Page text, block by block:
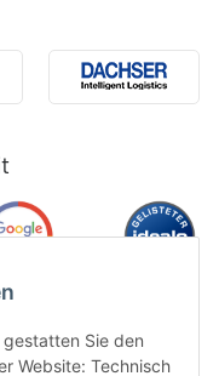
gestatten Sie den
Website: Technisch